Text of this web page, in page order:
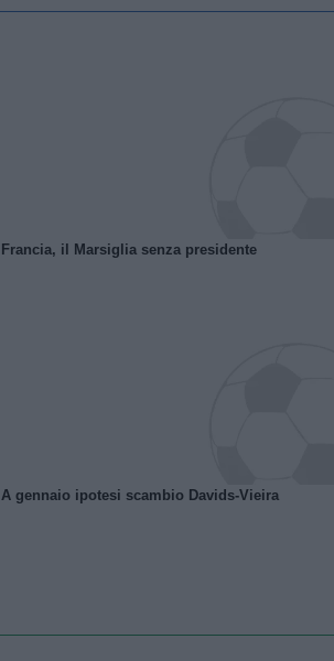
Francia, il Marsiglia senza presidente
A gennaio ipotesi scambio Davids-Vieira